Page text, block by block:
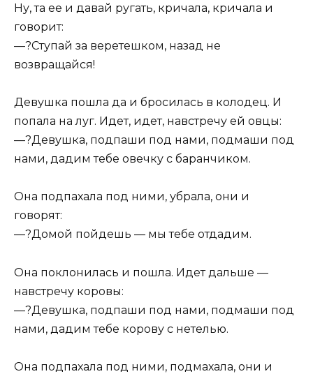
Ну, та ее и давай ругать, кричала, кричала и
говорит:
—?Ступай за веретешком, назад не
возвращайся!
Девушка пошла да и бросилась в колодец. И
попала на луг. Идет, идет, навстречу ей овцы:
—?Девушка, подпаши под нами, подмаши под
нами, дадим тебе овечку с баранчиком.
Она подпахала под ними, убрала, они и
говорят:
—?Домой пойдешь — мы тебе отдадим.
Она поклонилась и пошла. Идет дальше —
навстречу коровы:
—?Девушка, подпаши под нами, подмаши под
нами, дадим тебе корову с нeтелью.
Она подпахала под ними, подмахала, они и